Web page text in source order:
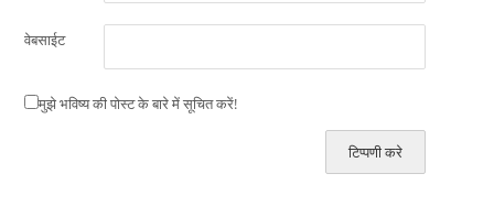
वेबसाईट
मुझे भविष्य की पोस्ट के बारे में सूचित करें!